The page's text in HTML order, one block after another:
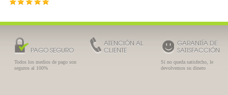
PAGO SEGURO
Todos los medios de pago son
seguros al 100%
ATENCIÓN AL
CLIENTE
GARANTÍA DE
SATISFACCIÓN
Si no queda satisfecho, le
devolvemos su dinero